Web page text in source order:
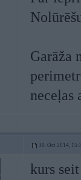
Garāža
neceļas
30. Oct 2014,
kurs